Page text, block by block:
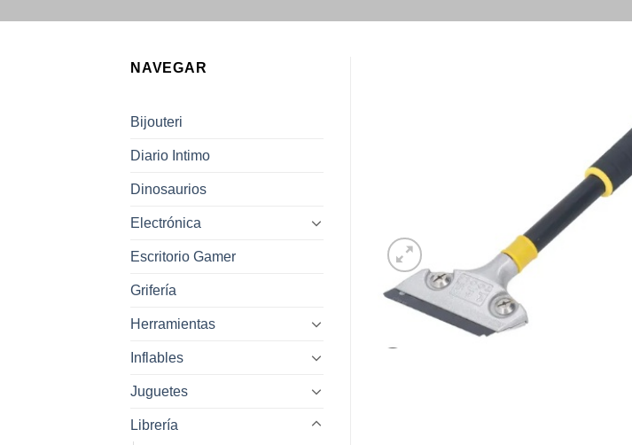
NAVEGAR
Bijouteri
Diario Intimo
Dinosaurios
Electrónica
Escritorio Gamer
Grifería
Herramientas
Inflables
Juguetes
Librería